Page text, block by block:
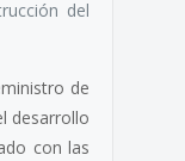
del
de
desarrollo
con las